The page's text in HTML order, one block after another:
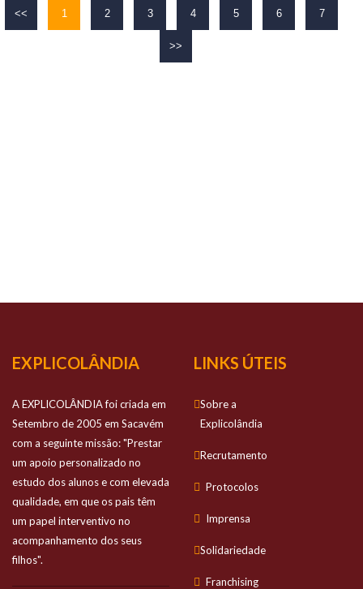
<< 1 2 3 4 5 6 7
>>
EXPLICOLÂNDIA
A EXPLICOLÂNDIA foi criada em
Setembro de 2005 em Sacavém
com a seguinte missão: "Prestar
um apoio personalizado no
estudo dos alunos e com elevada
qualidade, em que os pais têm
um papel interventivo no
acompanhamento dos seus
filhos".
LINKS ÚTEIS
Sobre a
Explicolândia
Recrutamento
Protocolos
Imprensa
Solidariedade
Franchising